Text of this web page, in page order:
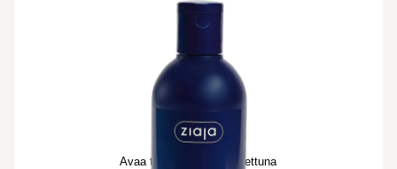
Avaa tuotekuva suurennettuna